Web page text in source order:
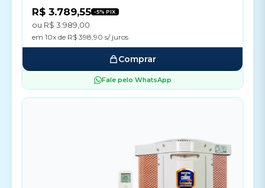
R$ 3.789,55 -5% PIX
ou R$ 3.989,00
em 10x de R$ 398,90 s/ juros
Comprar
Fale pelo WhatsApp